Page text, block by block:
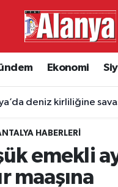
Ekonomi
deniz kirliliğine savaş: 10 günde 27
HABERLERI
emekli
maaşına
Namaz Vakitleri
Puan Durumu ve